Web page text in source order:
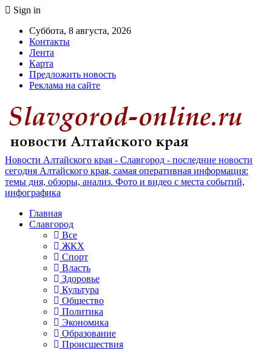
Sign in
Суббота, 8 августа, 2026
Контакты
Лента
Карта
Предложить новость
Реклама на сайте
Новости Алтайского края - Славгород - последние новости
сегодня Алтайского края, самая оперативная информация:
темы дня, обзоры, анализ. Фото и видео с места событий,
инфографика
Главная
Славгород
Все
ЖКХ
Спорт
Власть
Здоровье
Культура
Общество
Политика
Экономика
Образование
Происшествия